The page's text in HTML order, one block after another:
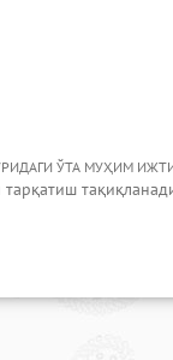
ЎТА МУҲИМ